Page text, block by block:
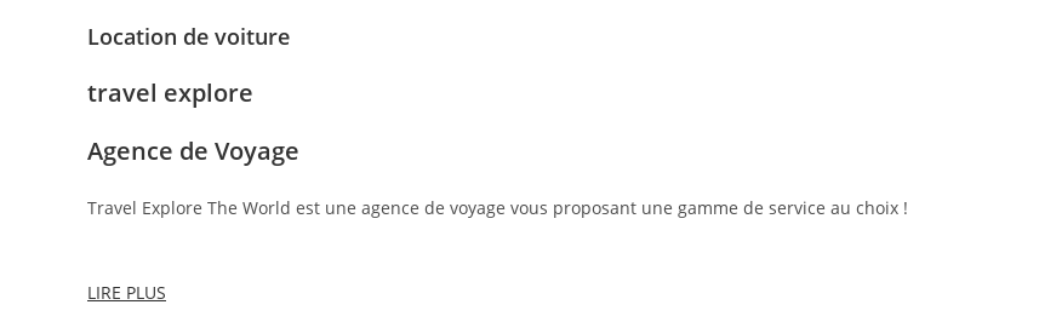
Location de voiture
travel explore
Agence de Voyage
Travel Explore The World est une agence de voyage vous proposant une gamme de service au choix !
LIRE PLUS